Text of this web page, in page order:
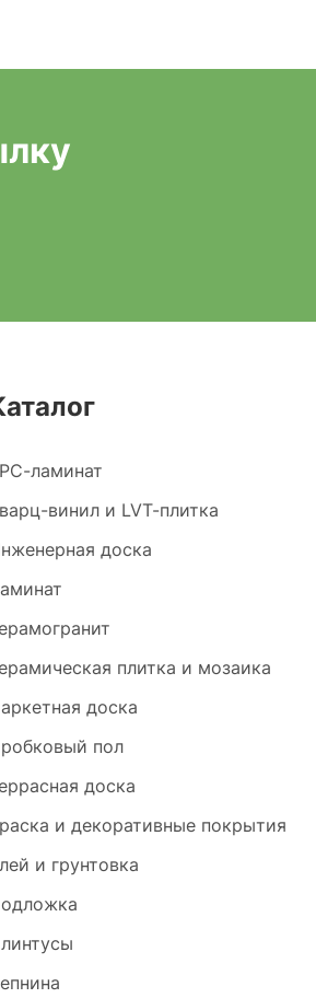
ламинат
винил и LVT-плитка
доска
плитка и мозаика
доска
пол
доска
и декоративные покрытия
и грунтовка